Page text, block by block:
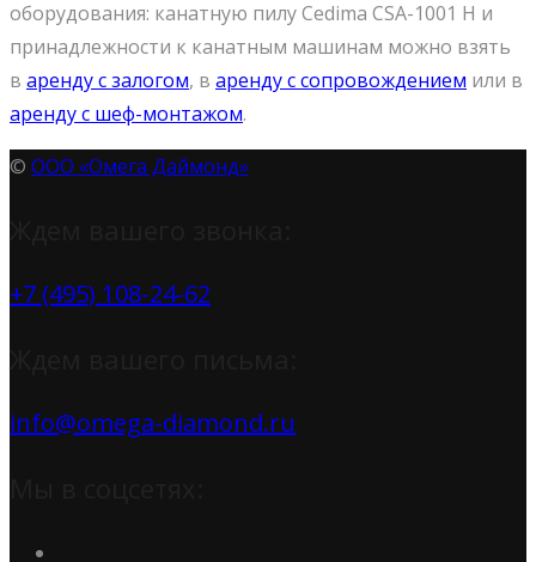
оборудования: канатную пилу Cedima CSA-1001 H и
принадлежности к канатным машинам можно взять
в аренду с залогом, в аренду с сопровождением или в
аренду с шеф-монтажом.
© ООО «Омега Даймонд»
+7 (495) 108-24-62
info@omega-diamond.ru